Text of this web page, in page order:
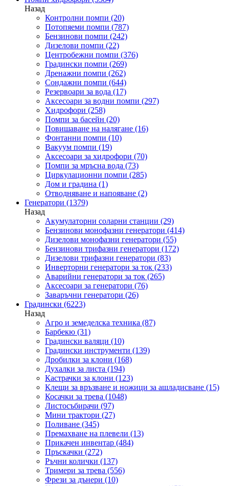
Назад
Контролни помпи (20)
Потопяеми помпи (787)
Бензинови помпи (242)
Дизелови помпи (22)
Центробежни помпи (376)
Градински помпи (269)
Дренажни помпи (262)
Сондажни помпи (644)
Резервоари за вода (17)
Аксесоари за водни помпи (297)
Хидрофори (258)
Помпи за басейн (20)
Повишаване на налягане (16)
Фонтанни помпи (10)
Вакуум помпи (19)
Аксесоари за хидрофори (70)
Помпи за мръсна вода (73)
Циркулационни помпи (285)
Дом и градина (1)
Отводняване и напояване (2)
Генератори (1379)
Назад
Акумулаторни соларни станции (29)
Бензинови монофазни генератори (414)
Дизелови монофазни генератори (55)
Бензинови трифазни генератори (172)
Дизелови трифазни генератори (83)
Инверторни генератори за ток (233)
Аварийни генератори за ток (265)
Аксесоари за генератори (76)
Заваръчни генератори (26)
Градински (6223)
Назад
Агро и земеделска техника (87)
Барбекю (31)
Градински валяци (10)
Градински инструменти (139)
Дробилки за клони (168)
Духалки за листа (194)
Кастрачки за клони (123)
Клещи за връзване и ножици за ашладисване (15)
Косачки за трева (1048)
Листосъбирачи (97)
Мини трактори (27)
Поливане (345)
Премахване на плевели (13)
Прикачен инвентар (484)
Пръскачки (272)
Ръчни колички (137)
Тримери за трева (556)
Фрези за дънери (10)